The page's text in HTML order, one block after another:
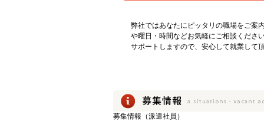
弊社ではあなたにピッタリの職場をご案
や曜日・時間などお気軽にご相談くださ
サポートしますので、安心して就業して
募集情報（派遣社員）